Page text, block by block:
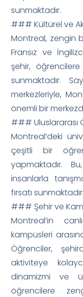
sunmaktadır.
### Kültürel ve
Montreal, zengin
Fransız ve
şehir,
sunmaktadır.
merkezleriyle,
önemli bir
### Uluslararası
Montreal’deki
çeşitli bir
yapmaktadır.
insanlarla
fırsatı sunmaktadır.
### Şehir ve
Montreal’in
kampüsleri
Öğrenciler,
aktiviteye
dinamizmi ve
öğrencilere